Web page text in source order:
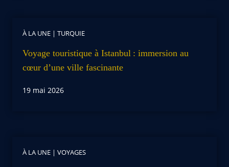
À LA UNE | TURQUIE
Voyage touristique à Istanbul : immersion au
cœur d’une ville fascinante
19 mai 2026
À LA UNE | VOYAGES